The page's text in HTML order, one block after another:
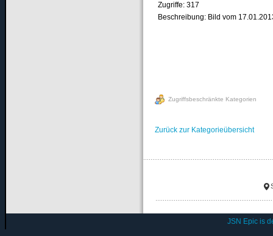
Zugriffe: 317
Beschreibung: Bild vom
Zugriffsbeschränkte Kategorien
Zurück zur Kategorieübersicht
JSN Epic is